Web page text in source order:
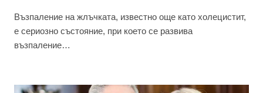
Възпаление на жлъчката, известно още като холецистит,
е сериозно състояние, при което се развива
възпаление…